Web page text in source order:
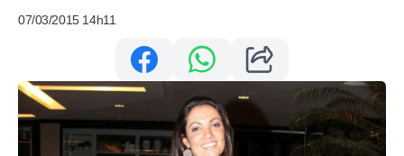
07/03/2015 14h11